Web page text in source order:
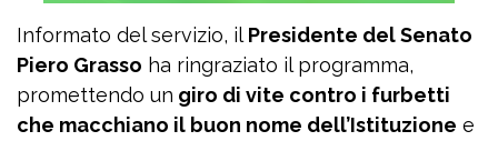
Informato del servizio, il Presidente del Senato
Piero Grasso ha ringraziato il programma,
promettendo un giro di vite contro i furbetti
che macchiano il buon nome dell’Istituzione e